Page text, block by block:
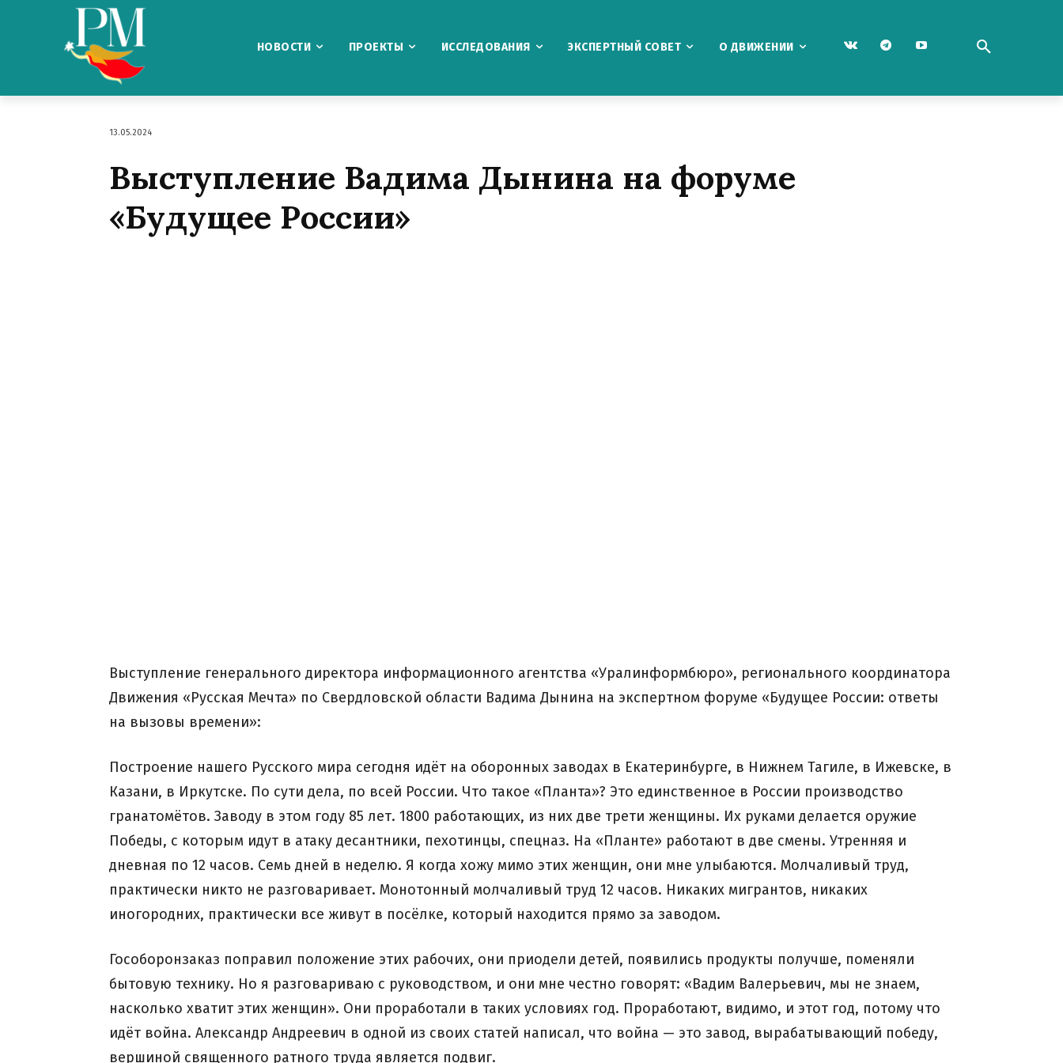
НОВОСТИ ПРОЕКТЫ ИССЛЕДОВАНИЯ ЭКСПЕРТНЫЙ СОВЕТ О ДВИЖЕНИИ
13.05.2024
Выступление Вадима Дынина на форуме
«Будущее России»
Выступление генерального директора информационного агентства «Уралинформбюро», регионального координатора
Движения «Русская Мечта» по Свердловской области Вадима Дынина на экспертном форуме «Будущее России: ответы
на вызовы времени»:
Построение нашего Русского мира сегодня идёт на оборонных заводах в Екатеринбурге, в Нижнем Тагиле, в Ижевске, в
Казани, в Иркутске. По сути дела, по всей России. Что такое «Планта»? Это единственное в России производство
гранатомётов. Заводу в этом году 85 лет. 1800 работающих, из них две трети женщины. Их руками делается оружие
Победы, с которым идут в атаку десантники, пехотинцы, спецназ. На «Планте» работают в две смены. Утренняя и
дневная по 12 часов. Семь дней в неделю. Я когда хожу мимо этих женщин, они мне улыбаются. Молчаливый труд,
практически никто не разговаривает. Монотонный молчаливый труд 12 часов. Никаких мигрантов, никаких
иногородних, практически все живут в посёлке, который находится прямо за заводом.
Гособоронзаказ поправил положение этих рабочих, они приодели детей, появились продукты получше, поменяли
бытовую технику. Но я разговариваю с руководством, и они мне честно говорят: «Вадим Валерьевич, мы не знаем,
насколько хватит этих женщин». Они проработали в таких условиях год. Проработают, видимо, и этот год, потому что
идёт война. Александр Андреевич в одной из своих статей написал, что война — это завод, вырабатывающий победу,
вершиной священного ратного труда является подвиг.